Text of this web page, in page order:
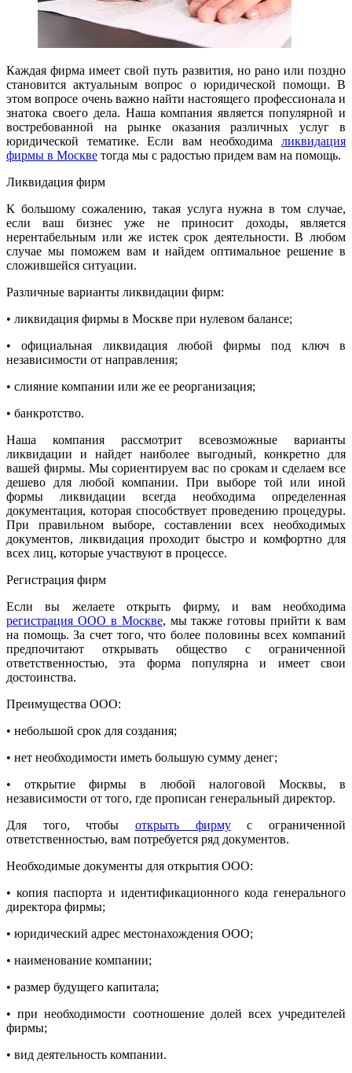
Каждая фирма имеет свой путь развития, но рано или поздно
становится актуальным вопрос о юридической помощи. В
этом вопросе очень важно найти настоящего профессионала и
знатока своего дела. Наша компания является популярной и
востребованной на рынке оказания различных услуг в
юридической тематике. Если вам необходима ликвидация
фирмы в Москве тогда мы с радостью придем вам на помощь.
Ликвидация фирм
К большому сожалению, такая услуга нужна в том случае,
если ваш бизнес уже не приносит доходы, является
нерентабельным или же истек срок деятельности. В любом
случае мы поможем вам и найдем оптимальное решение в
сложившейся ситуации.
Различные варианты ликвидации фирм:
• ликвидация фирмы в Москве при нулевом балансе;
• официальная ликвидация любой фирмы под ключ в
независимости от направления;
• слияние компании или же ее реорганизация;
• банкротство.
Наша компания рассмотрит всевозможные варианты
ликвидации и найдет наиболее выгодный, конкретно для
вашей фирмы. Мы сориентируем вас по срокам и сделаем все
дешево для любой компании. При выборе той или иной
формы ликвидации всегда необходима определенная
документация, которая способствует проведению процедуры.
При правильном выборе, составлении всех необходимых
документов, ликвидация проходит быстро и комфортно для
всех лиц, которые участвуют в процессе.
Регистрация фирм
Если вы желаете открыть фирму, и вам необходима
регистрация ООО в Москве, мы также готовы прийти к вам
на помощь. За счет того, что более половины всех компаний
предпочитают открывать общество с ограниченной
ответственностью, эта форма популярна и имеет свои
достоинства.
Преимущества ООО:
• небольшой срок для создания;
• нет необходимости иметь большую сумму денег;
• открытие фирмы в любой налоговой Москвы, в
независимости от того, где прописан генеральный директор.
Для того, чтобы открыть фирмус ограниченной
ответственностью, вам потребуется ряд документов.
Необходимые документы для открытия ООО:
• копия паспорта и идентификационного кода генерального
директора фирмы;
• юридический адрес местонахождения ООО;
• наименование компании;
• размер будущего капитала;
• при необходимости соотношение долей всех учредителей
фирмы;
• вид деятельность компании.